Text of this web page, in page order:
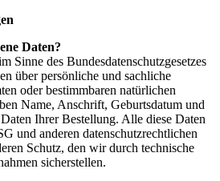
Daten?
Sinne des Bundesdatenschutzgesetzes
über persönliche und sachliche
oder bestimmbaren natürlichen
Name, Anschrift, Geburtsdatum und
Ihrer Bestellung. Alle diese Daten
und anderen datenschutzrechtlichen
Schutz, den wir durch technische
sicherstellen.